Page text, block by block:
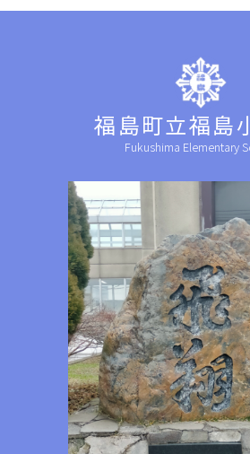
福島町立福島
Fukushima Elementary